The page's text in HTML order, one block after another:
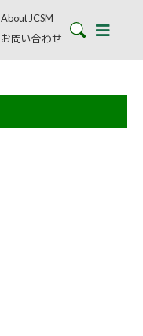
About JCSM
お問い合わせ